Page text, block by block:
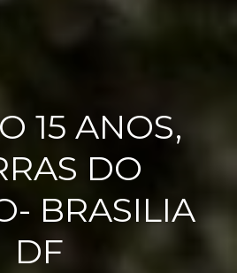
15 ANOS,
DO
BRASILIA
DF